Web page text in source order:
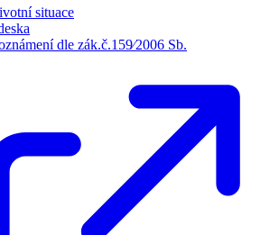
situace
dle zák.č.159⁄2006 Sb.